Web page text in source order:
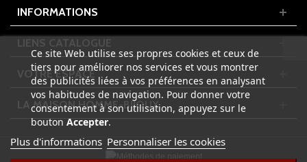
INFORMATIONS
LIENS CATALOGUE
VOTRE ESPACE
LA MAISON HOMME-BIJOUX
Ce site Web utilise ses propres cookies et ceux de
tiers pour améliorer nos services et vous montrer
des publicités liées à vos préférences en analysant
vos habitudes de navigation. Pour donner votre
consentement à son utilisation, appuyez sur le
bouton Accepter.
Plus d'informations Personnaliser les cookies